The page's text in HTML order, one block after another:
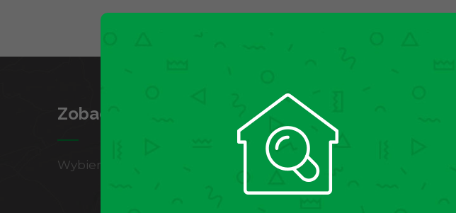
Zobacz województwa
Wybierz wojewódzwto w którym działamy i zobacz aktualne oferty